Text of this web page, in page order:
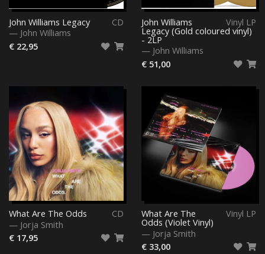
CD
John Williams Legacy
— John Williams
€ 22,95
Vinyl LP
John Williams
Legacy (Gold coloured vinyl)
- 2LP
— John Williams
€ 51,00
CD
What Are The Odds
— Jorja Smith
€ 17,95
Vinyl LP
What Are The
Odds (Violet Vinyl)
— Jorja Smith
€ 33,00